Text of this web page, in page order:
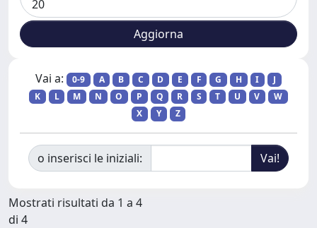
Vai a: 0-9 A B C D E F G H I
J
K
L M N O P Q R S T U V
W
X
Y Z
o inserisci le iniziali:
Mostrati risultati da 1 a 4
di 4